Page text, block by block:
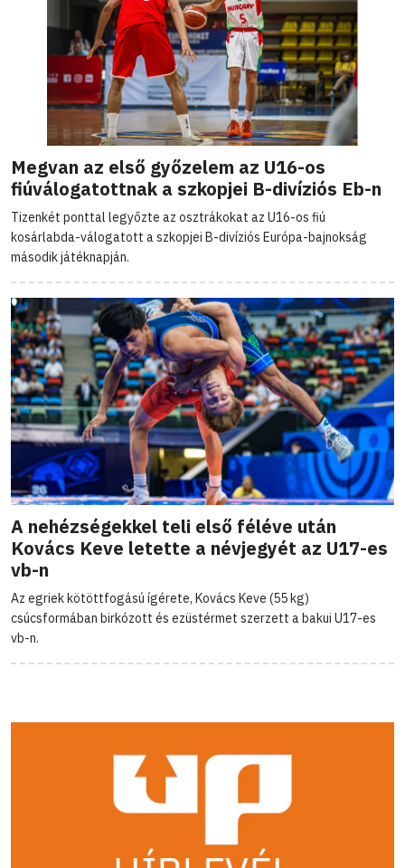
Megvan az első győzelem az U16-os
fiúválogatottnak a szkopjei B-divíziós Eb-n
Tizenkét ponttal legyőzte az osztrákokat az U16-os fiú
kosárlabda-válogatott a szkopjei B-divíziós Európa-bajnokság
második játéknapján.
A nehézségekkel teli első féléve után
Kovács Keve letette a névjegyét az U17-es
vb-n
Az egriek kötöttfogású ígérete, Kovács Keve (55 kg)
csúcsformában birkózott és ezüstérmet szerzett a bakui U17-es
vb-n.